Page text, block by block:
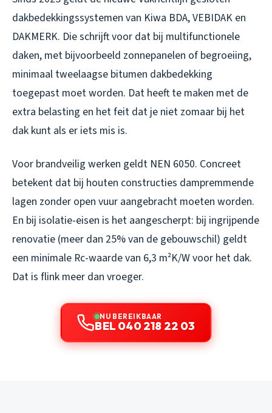
dakbedekkingssystemen van Kiwa BDA, VEBIDAK en
DAKMERK. Die schrijft voor dat bij multifunctionele
daken, met bijvoorbeeld zonnepanelen of begroeiing,
minimaal tweelaagse bitumen dakbedekking
toegepast moet worden. Dat heeft te maken met de
extra belasting en het feit dat je niet zomaar bij het
dak kunt als er iets mis is.
Voor brandveilig werken geldt NEN 6050. Concreet
betekent dat bij houten constructies dampremmende
lagen zonder open vuur aangebracht moeten worden.
En bij isolatie-eisen is het aangescherpt: bij ingrijpende
renovatie (meer dan 25% van de gebouwschil) geldt
een minimale Rc-waarde van 6,3 m²K/W voor het dak.
Dat is flink meer dan vroeger.
NU BEREIKBAAR
BEL 040 218 22 03